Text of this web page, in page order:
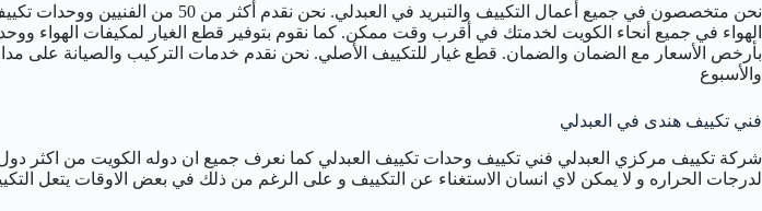
نحن متخصصون في جميع أعمال التكييف والتبريد في العبدلي. نحن نقدم
الهواء في جميع أنحاء الكويت لخدمتك في أقرب وقت ممكن. كما نقوم بتوفير قطع الغيار لمكيفات الهواء
بأرخص الأسعار مع الضمان والضمان. قطع غيار للتكييف الأصلي. نحن نقدم خدمات التركيب والصيانة على مدار
والأسبوع
فني تكييف هندى في العبدلي
شركة تكييف مركزي العبدلي فني تكييف وحدات تكييف العبدلي كما نعرف جميع ان دوله الكويت من اكثر دول
لدرجات الحراره و لا يمكن لاي انسان الاستغناء عن التكييف و على الرغم من ذلك في بعض الاوقات يتعل